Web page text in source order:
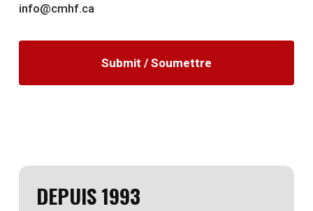
info@cmhf.ca
DEPUIS 1993